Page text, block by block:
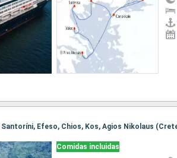
Comidas incluidas